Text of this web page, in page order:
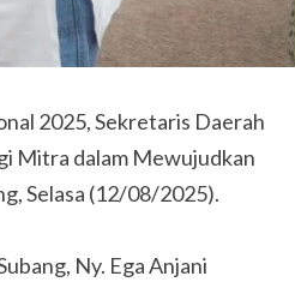
2025, Sekretaris Daerah
Mitra dalam Mewujudkan
Selasa (12/08/2025).
Ny. Ega Anjani